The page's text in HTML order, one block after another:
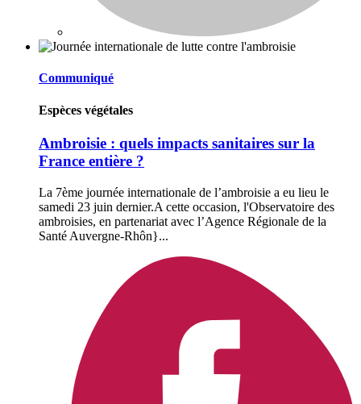
Communiqué
Espèces végétales
Ambroisie : quels impacts sanitaires sur la
France entière ?
La 7ème journée internationale de l’ambroisie a eu lieu le
samedi 23 juin dernier.A cette occasion, l'Observatoire des
ambroisies, en partenariat avec l’Agence Régionale de la
Santé Auvergne-Rhôn}...